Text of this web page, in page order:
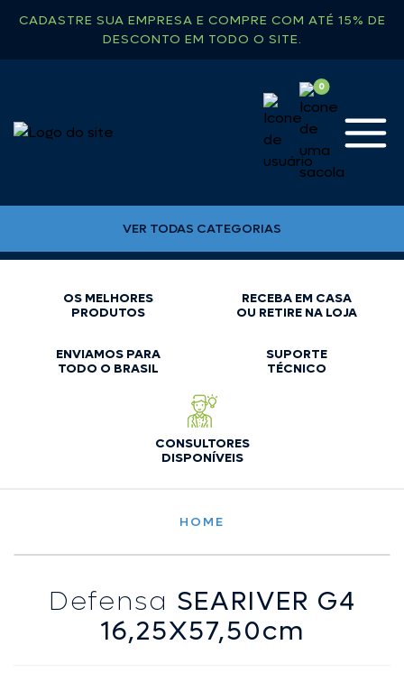
CADASTRE SUA EMPRESA E COMPRE COM ATÉ 15% DE
DESCONTO EM TODO O SITE.
VER TODAS CATEGORIAS
OS MELHORES
PRODUTOS
RECEBA EM CASA
OU RETIRE NA LOJA
ENVIAMOS PARA
TODO O BRASIL
SUPORTE
TÉCNICO
CONSULTORES
DISPONÍVEIS
HOME
Defensa SEARIVER G4
16,25X57,50cm